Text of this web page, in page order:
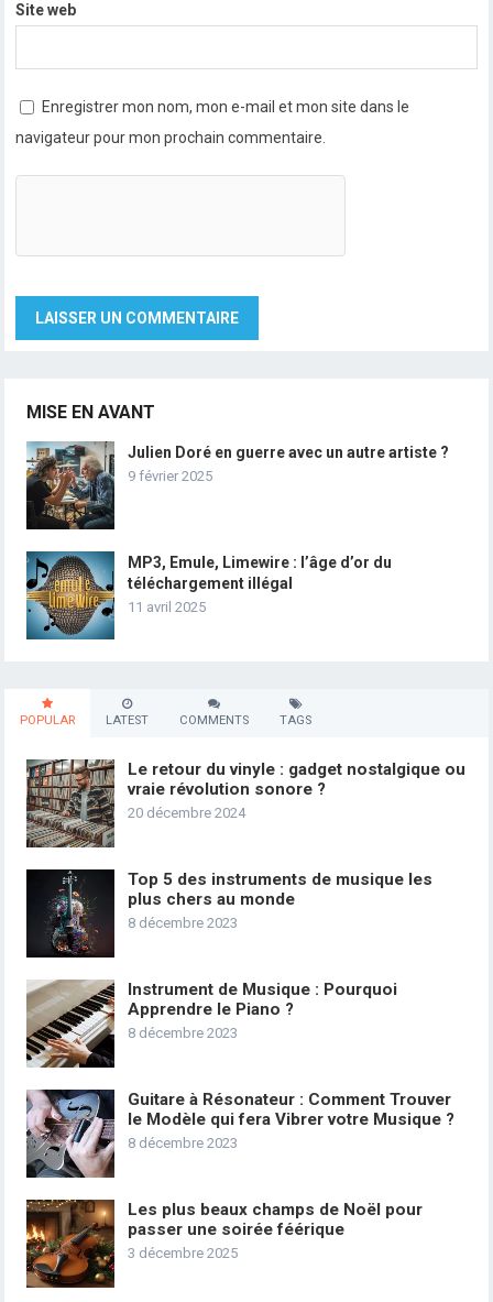
Site web
Enregistrer mon nom, mon e-mail et mon site dans le
navigateur pour mon prochain commentaire.
MISE EN AVANT
Julien Doré en guerre avec un autre artiste ?
9 février 2025
MP3, Emule, Limewire : l’âge d’or du
téléchargement illégal
11 avril 2025
POPULAR LATEST COMMENTS TAGS
Le retour du vinyle : gadget nostalgique ou
vraie révolution sonore ?
20 décembre 2024
Top 5 des instruments de musique les
plus chers au monde
8 décembre 2023
Instrument de Musique : Pourquoi
Apprendre le Piano ?
8 décembre 2023
Guitare à Résonateur : Comment Trouver
le Modèle qui fera Vibrer votre Musique ?
8 décembre 2023
Les plus beaux champs de Noël pour
passer une soirée féérique
3 décembre 2025